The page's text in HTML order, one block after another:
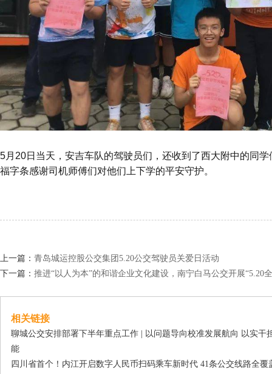
5月20日当天，安吉车队的驾驶员们，还收到了西大附中的同学
福字条感谢司机师傅们对他们上下学的平安守护。
上一篇： 青岛城运控股公交集团5.20公交驾驶员关爱日活动
下一篇： 推进“以人为本”的和谐企业文化建设，南宁白马公交开展“5.20
相关链接
聊城公交安排部署下半年重点工作 | 以问题导向校准发展航向 以实干
能
四川省首个！内江开启数字人民币扫码乘车新时代 41条公交线路全覆